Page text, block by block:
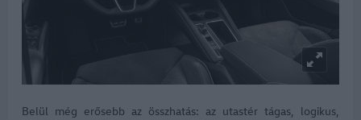
Belül még erősebb az összhatás: az utastér tágas, logikus,